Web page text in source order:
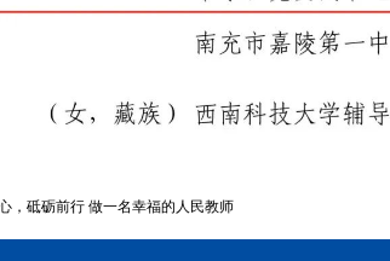
，砥砺前行 做一名幸福的人民教师